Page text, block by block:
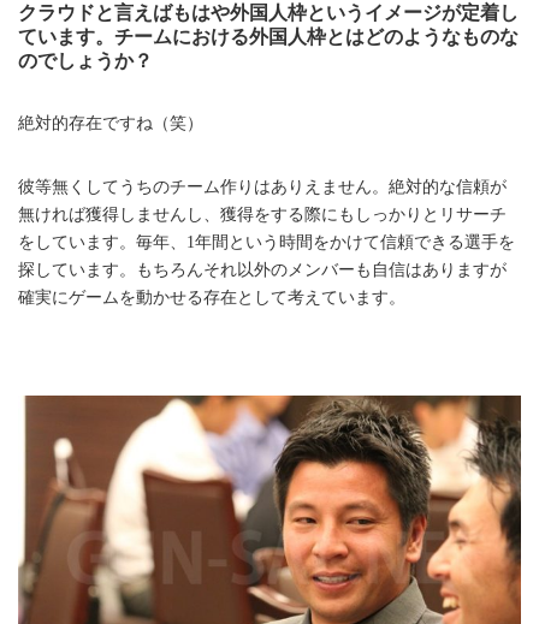
クラウドと言えばもはや外国人枠というイメージが定着し
ています。チームにおける外国人枠とはどのようなものな
のでしょうか？
絶対的存在ですね（笑）
彼等無くしてうちのチーム作りはありえません。絶対的な信頼が
無ければ獲得しませんし、獲得をする際にもしっかりとリサーチ
をしています。毎年、1年間という時間をかけて信頼できる選手を
探しています。もちろんそれ以外のメンバーも自信はありますが
確実にゲームを動かせる存在として考えています。